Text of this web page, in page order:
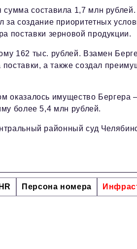
сумма составила 1,7 млн
за создание приоритетных
поставки зерновой продукции.
162 тыс. рублей. Взамен
а также создал
оказалось имущество Бергера
более 5,4 млн рублей.
районный суд
HR Персона номера